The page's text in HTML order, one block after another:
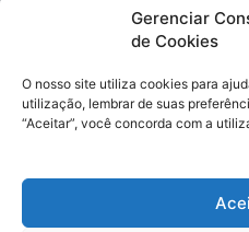
Gerenciar
de Cookies
O nosso site utiliza cookies para
utilização, lembrar de suas
“Aceitar”, você concorda com a
(91) 98224 - 3111